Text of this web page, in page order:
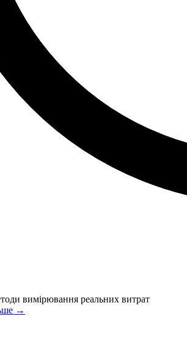
вимірювання реальних витрат
→